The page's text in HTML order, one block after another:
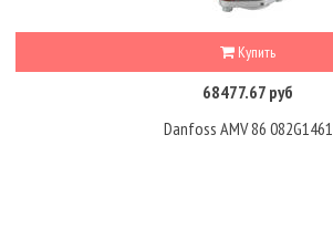
Купить
68477.67 руб
Danfoss AMV 86 082G1461